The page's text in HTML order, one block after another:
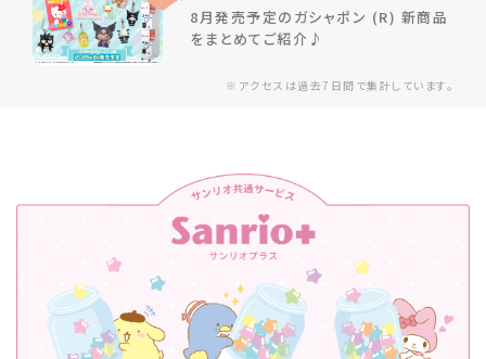
※アクセスは過去7日間で集計しています。
8月発売予定のガシャポン (R) 新商品
をまとめてご紹介♪